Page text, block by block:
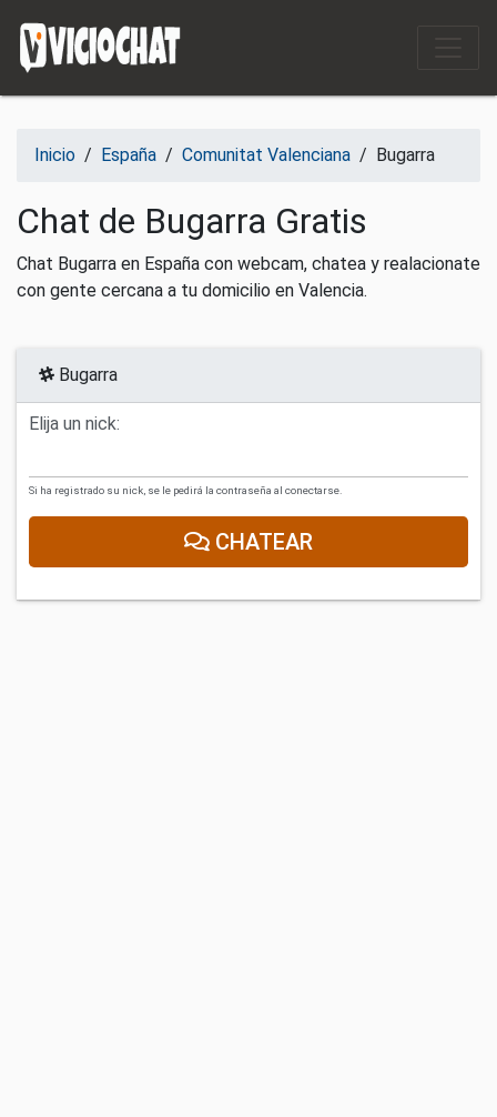
Inicio / España / Comunitat Valenciana / Bugarra
Chat de Bugarra Gratis
Chat Bugarra en España con webcam, chatea y realacionate
con gente cercana a tu domicilio en Valencia.
Bugarra
Elija un nick:
Si ha registrado su nick, se le pedirá la contraseña al conectarse.
CHATEAR